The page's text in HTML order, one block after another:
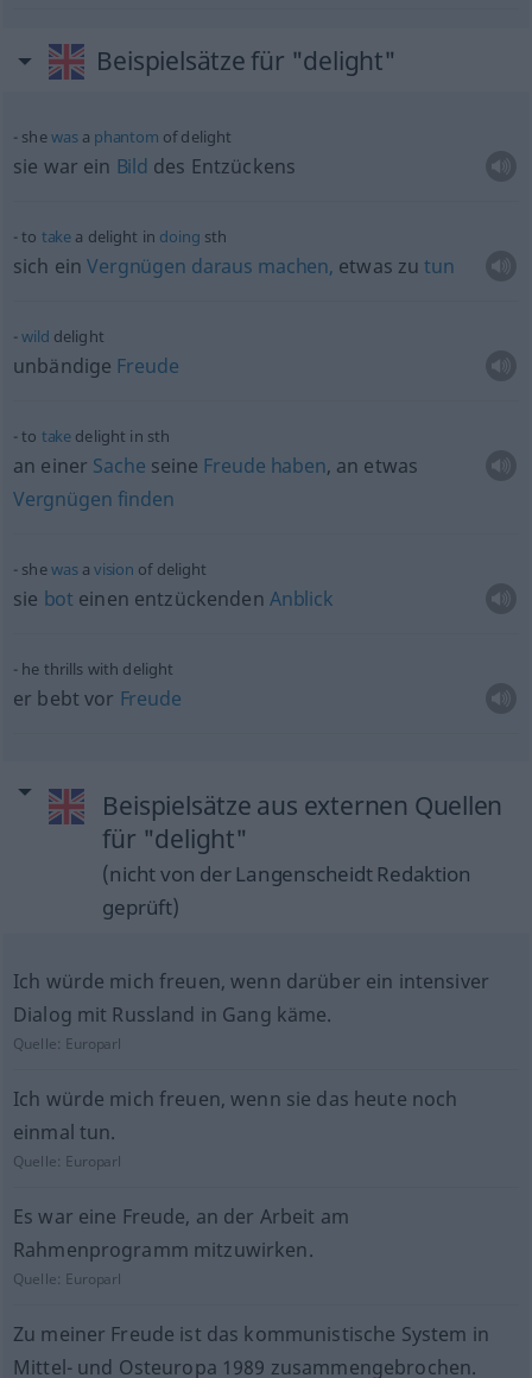
Beispielsätze für "delight"
shewasa phantom of delight
sie war ein Bild des Entzückens
to take a delight in doing sth
sich einVergnügen daraus machen, etwas zutun
wild delight
unbändige Freude
to take delight in sth
an einer Sache seine Freude haben, an etwas
Vergnügen finden
shewasa vision of delight
sie bot einen entzückenden Anblick
he thrills with delight
er bebt vor Freude
Beispielsätze aus externen Quellen
für "delight"
(nicht von der Langenscheidt Redaktion
geprüft)
Ich würde mich freuen, wenn darüber ein intensiver
Dialog mit Russland in Gang käme.
Quelle: Europarl
Ich würde mich freuen, wenn sie das heute noch
einmal tun.
Quelle: Europarl
Es war eine Freude, an der Arbeit am
Rahmenprogramm mitzuwirken.
Quelle: Europarl
Zu meiner Freude ist das kommunistische System in
Mittel- und Osteuropa 1989 zusammengebrochen.